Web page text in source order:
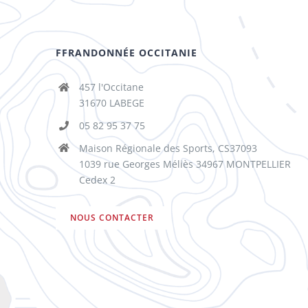
FFRANDONNÉE OCCITANIE
457 l'Occitane
31670 LABEGE
05 82 95 37 75
Maison Régionale des Sports, CS37093
1039 rue Georges Méliès 34967 MONTPELLIER
Cedex 2
NOUS CONTACTER